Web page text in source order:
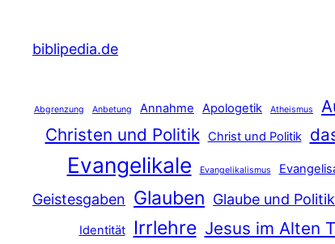
biblipedia.de
Abgrenzung Anbetung Annahme Apologetik Atheismus
Christen und Politik Christ und Politik
Evangelikale Evangelikalismus
Geistesgaben Glauben Glaube und Politik
Identität Irrlehre Jesus im Alten